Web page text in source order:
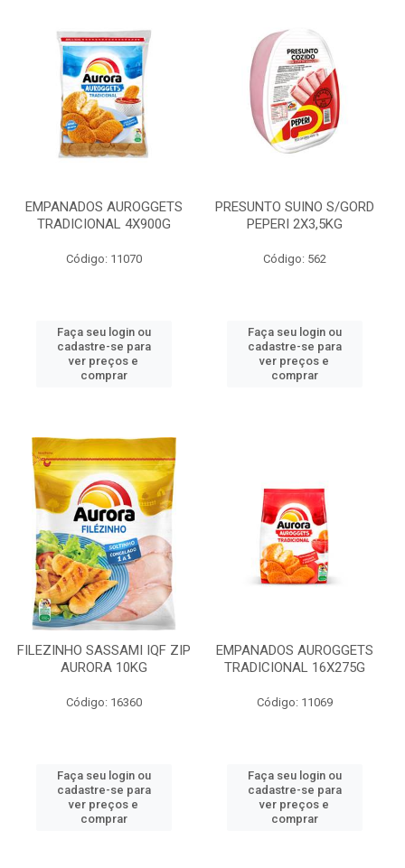
EMPANADOS AUROGGETS
TRADICIONAL 4X900G
Código: 11070
Faça seu login ou
cadastre-se para
ver preços e
comprar
PRESUNTO SUINO S/GORD
PEPERI 2X3,5KG
Código: 562
Faça seu login ou
cadastre-se para
ver preços e
comprar
FILEZINHO SASSAMI IQF ZIP
AURORA 10KG
Código: 16360
Faça seu login ou
cadastre-se para
ver preços e
comprar
EMPANADOS AUROGGETS
TRADICIONAL 16X275G
Código: 11069
Faça seu login ou
cadastre-se para
ver preços e
comprar